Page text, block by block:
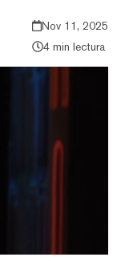
Nov 11, 2025
4 min lectura